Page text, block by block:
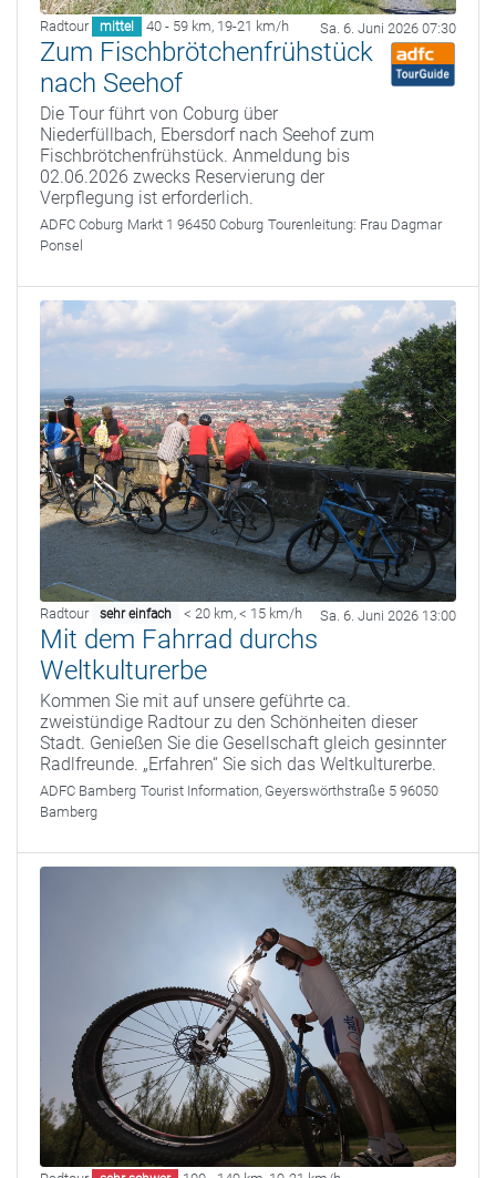
Radtour mittel 40 - 59 km, 19-21 km/h Sa. 6. Juni 2026 07:30
Zum Fischbrötchenfrühstück
nach Seehof
Die Tour führt von Coburg über
Niederfüllbach, Ebersdorf nach Seehof zum
Fischbrötchenfrühstück. Anmeldung bis
02.06.2026 zwecks Reservierung der
Verpflegung ist erforderlich.
ADFC Coburg Markt 1 96450 Coburg Tourenleitung: Frau Dagmar
Ponsel
Radtour sehr einfach < 20 km, < 15 km/h Sa. 6. Juni 2026 13:00
Mit dem Fahrrad durchs
Weltkulturerbe
Kommen Sie mit auf unsere geführte ca.
zweistündige Radtour zu den Schönheiten dieser
Stadt. Genießen Sie die Gesellschaft gleich gesinnter
Radlfreunde. „Erfahren“ Sie sich das Weltkulturerbe.
ADFC Bamberg Tourist Information, Geyerswörthstraße 5 96050
Bamberg